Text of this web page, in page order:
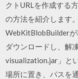
クトURLを作成する
の方法を紹介します
WebKitBlobBuilder
ダウンロードし、解
visualization.jar」と
場所に置き、パスを